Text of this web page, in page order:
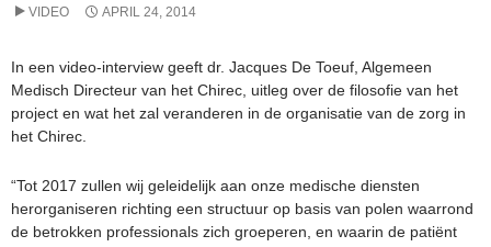
VIDEO APRIL 24, 2014
In een video-interview geeft dr. Jacques De Toeuf, Algemeen
Medisch Directeur van het Chirec, uitleg over de filosofie van het
project en wat het zal veranderen in de organisatie van de zorg in
het Chirec.
“Tot 2017 zullen wij geleidelijk aan onze medische diensten
herorganiseren richting een structuur op basis van polen waarrond
de betrokken professionals zich groeperen, en waarin de patiënt